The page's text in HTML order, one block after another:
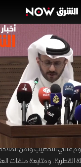
خلافات
أخبار
الإيراني وسط تباين في
النهائي بتنفيذ بنود
عالي التخصيب وأمن
القطرية، ومتابعة ملفات